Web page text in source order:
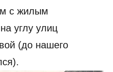
с жилым
углу улиц
(до нашего